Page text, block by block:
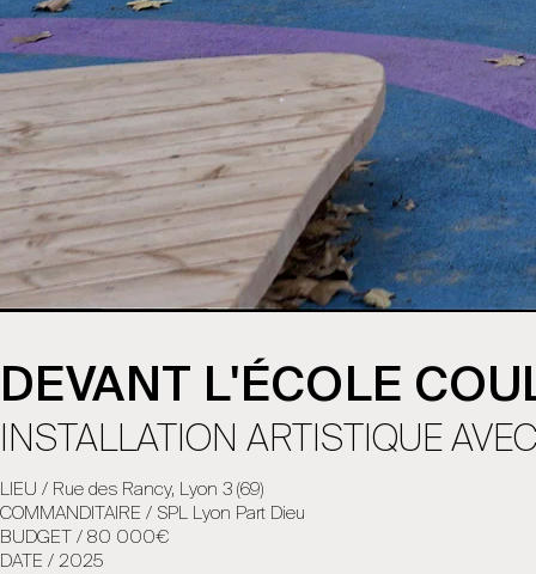
DEVANT L'ÉCOLE
INSTALLATION ARTISTIQUE
LIEU / Rue des Rancy, Lyon 3 (69)
COMMANDITAIRE / SPL Lyon Part Dieu
BUDGET / 80 000€
DATE / 2025